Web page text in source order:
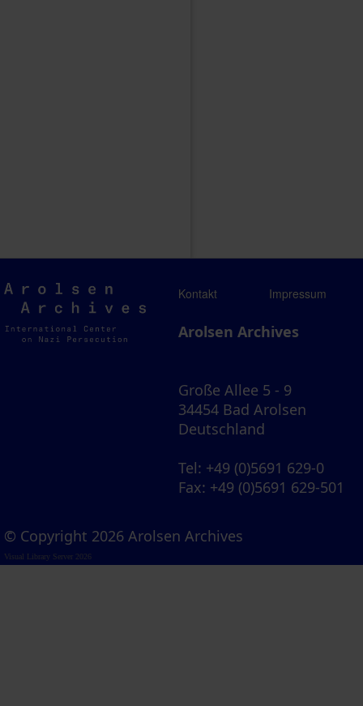
Arolsen
Archives
Kontakt Impressum
Arolsen Archives
Große Allee 5 - 9
34454 Bad Arolsen
Deutschland
Tel: +49 (0)5691 629-0
Fax: +49 (0)5691 629-501
© Copyright 2026 Arolsen Archives
Visual Library Server 2026